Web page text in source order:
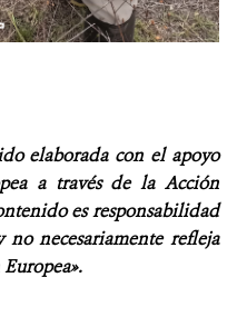
elaborada con el apoyo
a través de la Acción
es responsabilidad
necesariamente refleja